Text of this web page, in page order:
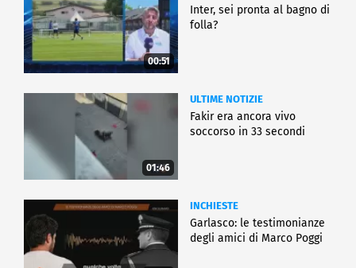
00:51
Inter, sei pronta al bagno di
folla?
01:46
ULTIME NOTIZIE
Fakir era ancora vivo
soccorso in 33 secondi
INCHIESTE
Garlasco: le testimonianze
degli amici di Marco Poggi